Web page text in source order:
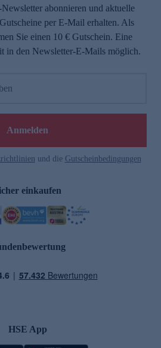
abonnieren und aktuelle
per E-Mail erhalten. Als
Sie einen 10 € Gutschein. Eine
in den Newsletter-E-Mails möglich.
Anmelden
und die Gutscheinbedingungen
einkaufen
HSE App